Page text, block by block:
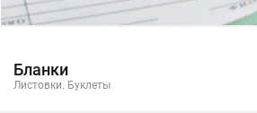
Бланки
Листовки. Буклеты